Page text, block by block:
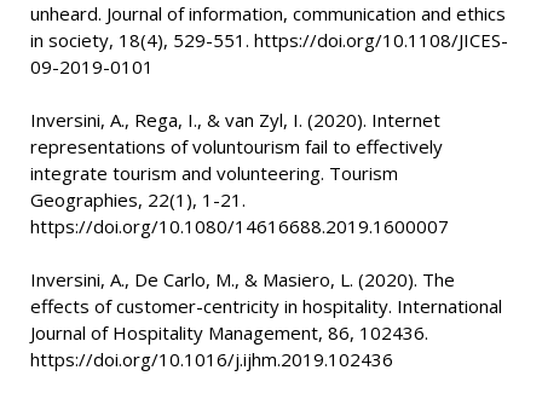
unheard. Journal of information, communication and ethics
in society, 18(4), 529-551. https://doi.org/10.1108/JICES-
09-2019-0101
Inversini, A., Rega, I., & van Zyl, I. (2020). Internet
representations of voluntourism fail to effectively
integrate tourism and volunteering. Tourism
Geographies, 22(1), 1-21.
https://doi.org/10.1080/14616688.2019.1600007
Inversini, A., De Carlo, M., & Masiero, L. (2020). The
effects of customer-centricity in hospitality. International
Journal of Hospitality Management, 86, 102436.
https://doi.org/10.1016/j.ijhm.2019.102436